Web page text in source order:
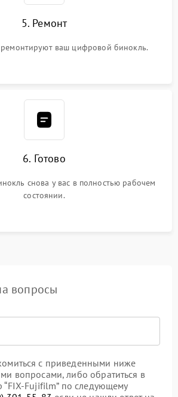
5. Ремонт
ваш цифровой бинокль.
6. Готово
снова у вас в полностью рабочем
состоянии.
вопросы
с приведенными ниже
вопросами, либо обратиться в
“FIX-Fujifilm” по следующему